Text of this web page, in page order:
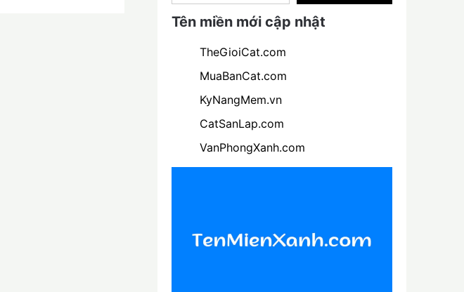
Tên miền mới cập nhật
TheGioiCat.com
MuaBanCat.com
KyNangMem.vn
CatSanLap.com
VanPhongXanh.com